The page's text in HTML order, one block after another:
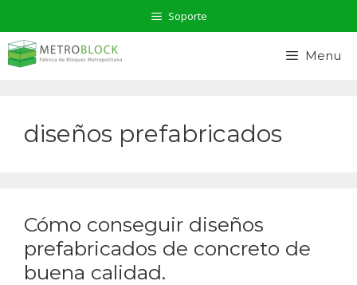
contenido
Soporte
Menu
diseños prefabricados
Cómo conseguir diseños
prefabricados de concreto de
buena calidad.